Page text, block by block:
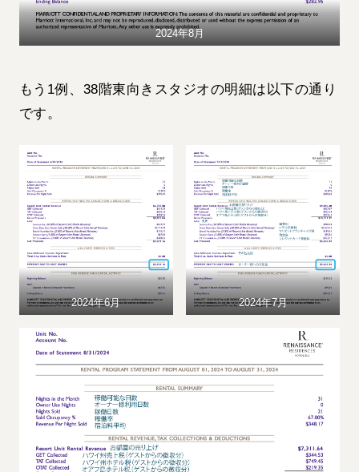
2024年8月
もう1例、38階東向きスタジオの明細は以下の通り
です。
2024年6月 2024年7月